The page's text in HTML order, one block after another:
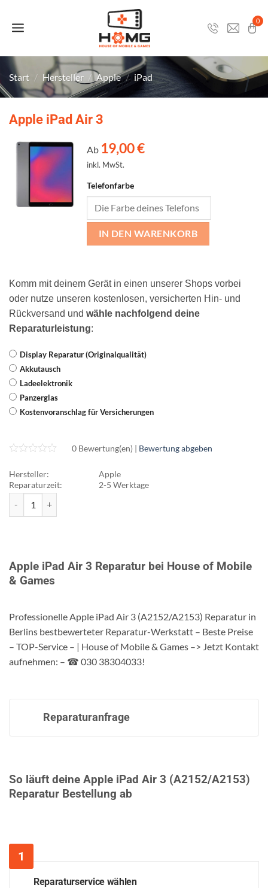
Inhalt
0
Start / Hersteller / Apple / iPad
Apple iPad Air 3
Komm mit deinem Gerät in einen unserer Shops vorbei
oder nutze unseren kostenlosen, versicherten Hin- und
Rückversand und wähle nachfolgend deine
Reparaturleistung:
Display Reparatur (Originalqualität)
Akkutausch
Ladeelektronik
Panzerglas
Kostenvoranschlag für Versicherungen
0 Bewertung(en) | Bewertung abgeben
Hersteller:
Apple
Reparaturzeit:
2-5 Werktage
Telefonfarbe
IN DEN WARENKORB
Ab 19,00€
inkl. MwSt.
Apple iPad Air 3 Reparatur bei House of Mobile
& Games
Professionelle Apple iPad Air 3 (A2152/A2153) Reparatur in
Berlins bestbewerteter Reparatur-Werkstatt – Beste Preise
– TOP-Service – | House of Mobile & Games –> Jetzt Kontakt
aufnehmen: – ☎ 030 38304033!
Reparaturanfrage
So läuft deine Apple iPad Air 3 (A2152/A2153)
Reparatur Bestellung ab
Reparaturservice wählen